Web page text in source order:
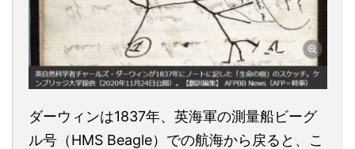
ダーウィンは1837年、英海軍の測量船ビーグ
ル号（HMS Beagle）での航海から戻ると、こ